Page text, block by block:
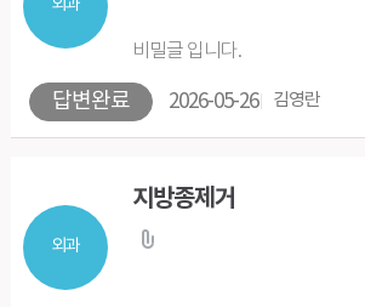
외과
답변완료
비밀글 입니다.
2026-05-26 김영란
외과
지방종제거